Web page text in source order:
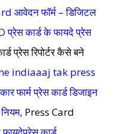
आवेदन फॉर्म – डिजिटल
प्रेस कार्ड के फायदे प्रेस
प्रेस रिपोर्टर कैसे बने
indiaaaj tak press
फार्म प्रेस कार्ड डिजाइन
Press Card